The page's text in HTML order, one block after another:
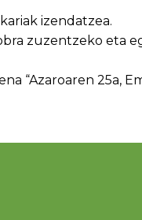
izendatzea.
zuzentzeko eta
“Azaroaren 25a,